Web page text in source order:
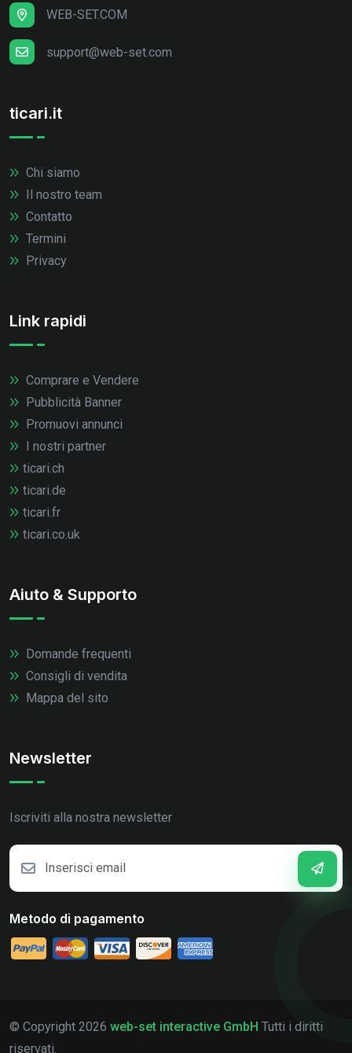
WEB-SET.COM
support@web-set.com
ticari.it
Chi siamo
Il nostro team
Contatto
Termini
Privacy
Link rapidi
Comprare e Vendere
Pubblicità Banner
Promuovi annunci
I nostri partner
ticari.ch
ticari.de
ticari.fr
ticari.co.uk
Aiuto & Supporto
Domande frequenti
Consigli di vendita
Mappa del sito
Newsletter
Iscriviti alla nostra newsletter
Metodo di pagamento
© Copyright 2026 web-set interactive GmbH Tutti i diritti
riservati.